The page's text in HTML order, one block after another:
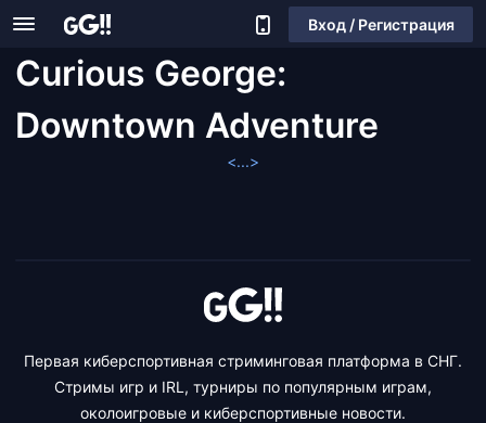
Вход / Регистрация
Curious George:
Downtown Adventure
<...>
Первая киберспортивная стриминговая платформа в СНГ.
Стримы игр и IRL, турниры по популярным играм,
околоигровые и киберспортивные новости.